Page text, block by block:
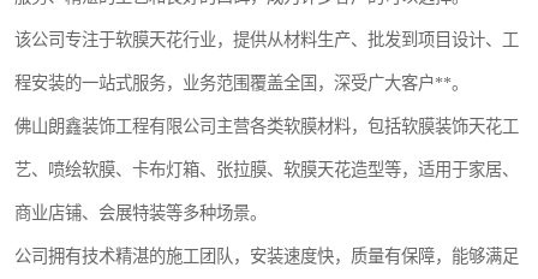
该公司专注于软膜天花行业，提供从材料生产、批发到项目设计、工
程安装的一站式服务，业务范围覆盖全国，深受广大客户**。
佛山朗鑫装饰工程有限公司主营各类软膜材料，包括软膜装饰天花工
艺、喷绘软膜、卡布灯箱、张拉膜、软膜天花造型等，适用于家居、
商业店铺、会展特装等多种场景。
公司拥有技术精湛的施工团队，安装速度快，质量有保障，能够满足